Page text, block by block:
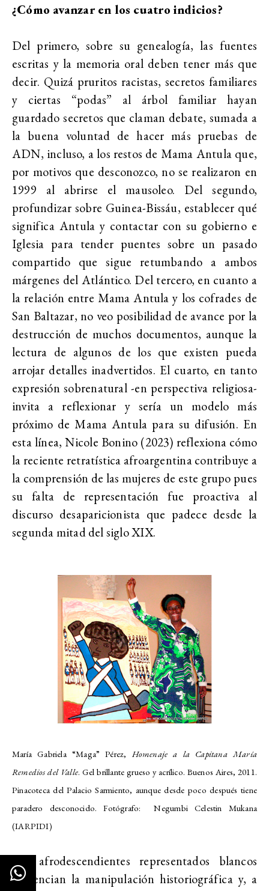
¿Cómo avanzar en los cuatro indicios?
Del primero, sobre su genealogía, las fuentes
escritas y la memoria oral deben tener más que
decir. Quizá pruritos racistas, secretos familiares
y ciertas “podas” al árbol familiar hayan
guardado secretos que claman debate, sumada a
la buena voluntad de hacer más pruebas de
ADN, incluso, a los restos de Mama Antula que,
por motivos que desconozco, no se realizaron en
1999 al abrirse el mausoleo. Del segundo,
profundizar sobre Guinea-Bissáu, establecer qué
significa Antula y contactar con su gobierno e
Iglesia para tender puentes sobre un pasado
compartido que sigue retumbando a ambos
márgenes del Atlántico. Del tercero, en cuanto a
la relación entre Mama Antula y los cofrades de
San Baltazar, no veo posibilidad de avance por la
destrucción de muchos documentos, aunque la
lectura de algunos de los que existen pueda
arrojar detalles inadvertidos. El cuarto, en tanto
expresión sobrenatural -en perspectiva religiosa-
invita a reflexionar y sería un modelo más
próximo de Mama Antula para su difusión. En
esta línea, Nicole Bonino (2023) reflexiona cómo
la reciente retratística afroargentina contribuye a
la comprensión de las mujeres de este grupo pues
su falta de representación fue proactiva al
discurso desaparicionista que padece desde la
segunda mitad del siglo XIX.
María Gabriela “Maga” Pérez, Homenaje a la Capitana María
Remedios del Valle. Gel brillante grueso y acrílico. Buenos Aires, 2011.
Pinacoteca del Palacio Sarmiento, aunque desde poco después tiene
paradero desconocido. Fotógrafo: Negumbi Celestin Mukana
(IARPIDI)
Los afrodescendientes representados blancos
evidencian la manipulación historiográfica y, a